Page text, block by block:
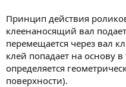
Принцип действия
клеенаносящий вал
перемещается через вал
клей попадает на основу
определяется
поверхности).